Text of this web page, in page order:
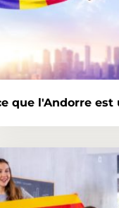
que l'Andorre est